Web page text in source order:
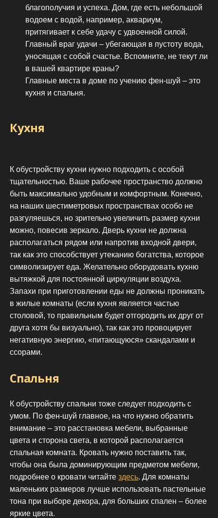
благополучия и успеха. Дом, где есть небольшой
водоем с водой, например, аквариум,
притягивает к себе удачу с удвоенной силой.
Главный враг удачи – убегающая в пустоту вода,
уносящая с собой счастье. Вспомните, не текут ли
в вашей квартире краны?
Главные места в доме по учению фен-шуй – это
кухня и спальня.
Кухня
К обустройству кухни нужно подходить с особой
тщательностью. Ваше рабочее пространство должно
быть максимально удобным и комфортным. Конечно,
на наших шестиметровых пространствах особо не
разгуляешься, но зрительно увеличить размер кухни
можно, повесив зеркало. Дверь кухни не должна
располагаться рядом или напротив входной двери,
так как это способствует утеканию богатства, которое
символизирует еда. Желательно оборудовать кухню
вытяжкой для постоянной циркуляции воздуха.
Запахи при приготовлении еды не должны проникать
в жилые комнаты (если кухня является частью
столовой, то правильным будет отгородить их друг от
друга хотя бы визуально), так как это провоцирует
негативную энергию, «питающуюся» скандалами и
ссорами.
Спальня
К обустройству спальни тоже следует подходить с
умом. По фен-шуй главное, на что нужно обратить
внимание – это расстановка мебели, выбранные
цвета и сторона света, в которой располагается
спальная комната. Кровать нужно поставить так,
чтобы она была доминирующим предметом мебели,
подробнее о кровати читайте здесь. Для комнаты
маленьких размеров лучше использовать пастельные
тона при выборе декора, для больших спален – более
яркие цвета.